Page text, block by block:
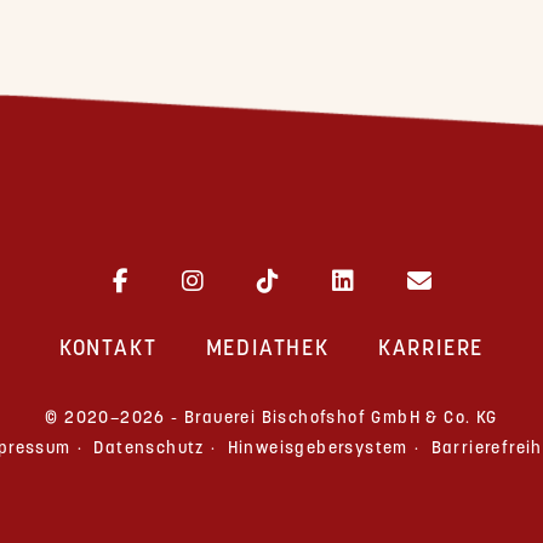
KONTAKT MEDIATHEK KARRIERE
© 2020–2026 - Brauerei Bischofshof GmbH & Co. KG
Datenschutz Hinweisgebersystem